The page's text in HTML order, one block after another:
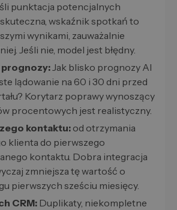
punktacja potencjalnych
wskaźnik spotkań to
wynikami, zauważalnie
Jeśli nie, model jest błędny.
prognozy:Jak blisko prognozy AI
lądowanie na 60 i 30 dni przed
Korytarz poprawy wynoszący
procentowych jest realistyczny.
kontaktu: od otrzymania
klienta do pierwszego
kontaktu. Dobra integracja
zmniejsza tę wartość o
pierwszych sześciu miesięcy.
CRM:Duplikaty, niekompletne